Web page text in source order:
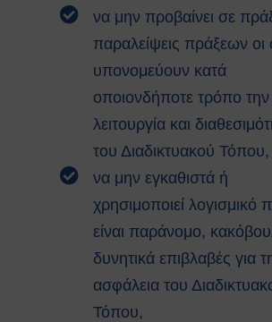
Κάπνισμα
Παγκόσμια
Παθητικό
Νέα
Χρήσιμοι Σύνδεσμοι
Τηλέφωνα Ανάγκης
Ωράριο Ιατρού
Επικοινωνία
COPYRIGHT © 2026 ΑθήναΕΚΕΦΕ
να μην προβαίνει σε
παραλείψεις πράξεων οι
υπονομεύουν κατά
οποιονδήποτε τρόπο
λειτουργία και
του Διαδικτυακού Τόπου,
να μην εγκαθιστά ή
χρησιμοποιεί λογισμικό
είναι παράνομο,
δυνητικά επιβλαβές για
ασφάλεια του
Τόπου,